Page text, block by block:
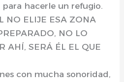
hacerle un refugio.
NO ELIJE ESA ZONA
NO LO
AHÍ, SERÁ ÉL EL QUE
con mucha sonoridad,